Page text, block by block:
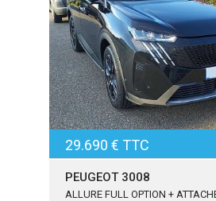
29.690 € TTC
PEUGEOT 3008
ALLURE FULL OPTION +